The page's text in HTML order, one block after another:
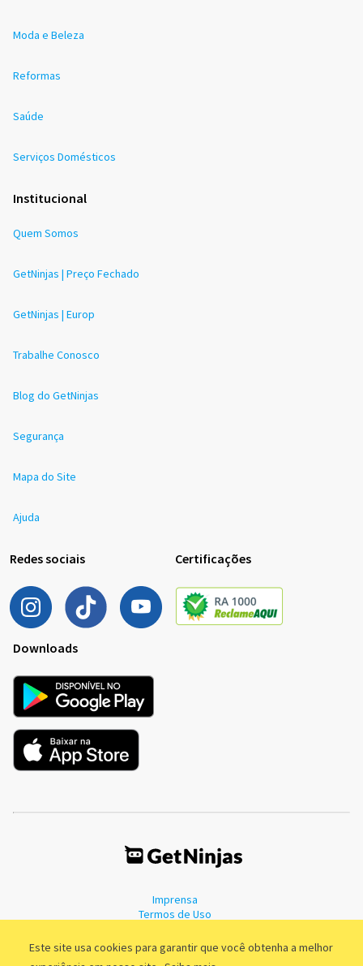
Este site usa cookies para garantir que você obtenha a melhor
Moda e Beleza
Reformas
Saúde
Serviços Domésticos
Institucional
Quem Somos
GetNinjas | Preço Fechado
GetNinjas | Europ
Trabalhe Conosco
Blog do GetNinjas
Segurança
Mapa do Site
Ajuda
Redes sociais Certificações
Downloads
Imprensa
Termos de Uso